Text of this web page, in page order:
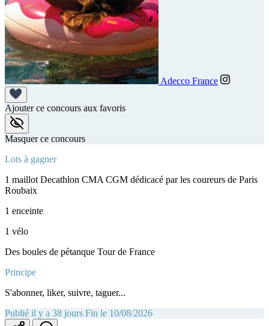
Adecco France
Ajouter ce concours aux favoris
Masquer ce concours
Lots à gagner
1 maillot Decathlon CMA CGM dédicacé par les coureurs de Paris
Roubaix
1 enceinte
1 vélo
Des boules de pétanque Tour de France
Principe
S'abonner, liker, suivre, taguer...
Publié il y a 38 jours Fin le 10/08/2026